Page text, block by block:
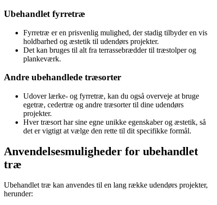
Ubehandlet fyrretræ
Fyrretræ er en prisvenlig mulighed, der stadig tilbyder en vis
holdbarhed og æstetik til udendørs projekter.
Det kan bruges til alt fra terrassebrædder til træstolper og
plankeværk.
Andre ubehandlede træsorter
Udover lærke- og fyrretræ, kan du også overveje at bruge
egetræ, cedertræ og andre træsorter til dine udendørs
projekter.
Hver træsort har sine egne unikke egenskaber og æstetik, så
det er vigtigt at vælge den rette til dit specifikke formål.
Anvendelsesmuligheder for ubehandlet
træ
Ubehandlet træ kan anvendes til en lang række udendørs projekter,
herunder: